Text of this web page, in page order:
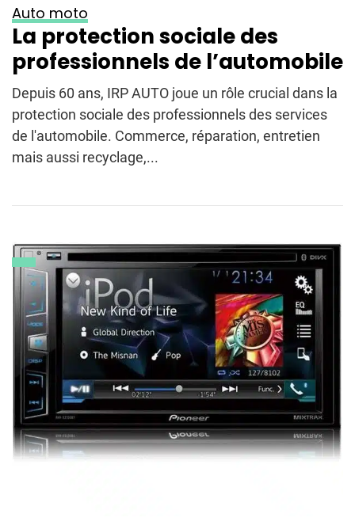
Auto moto
La protection sociale des
professionnels de l’automobile
Depuis 60 ans, IRP AUTO joue un rôle crucial dans la
protection sociale des professionnels des services
de l'automobile. Commerce, réparation, entretien
mais aussi recyclage,...